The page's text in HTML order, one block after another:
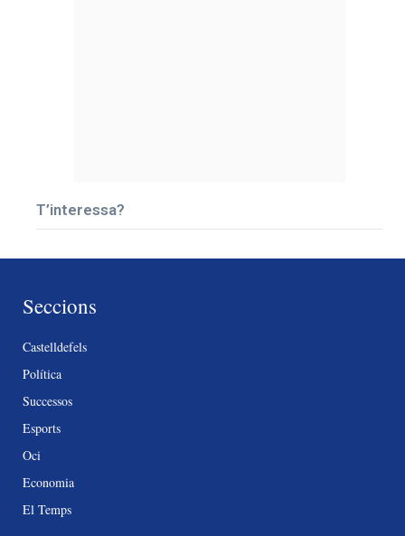
T’interessa?
Seccions
Castelldefels
Política
Successos
Esports
Oci
Economia
El Temps